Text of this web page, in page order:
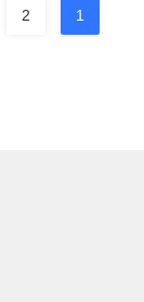
1
2